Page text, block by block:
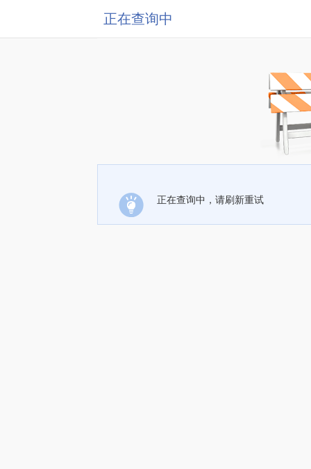
正在查询中
正在查询中，请刷新重试